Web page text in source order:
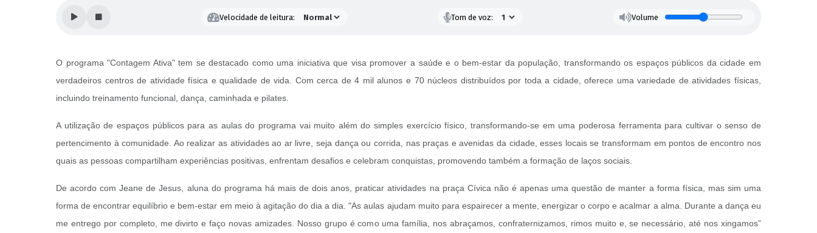
Velocidade de leitura: Tom de voz: Volume
O programa "Contagem Ativa" tem se destacado como uma iniciativa que visa promover a saúde e o bem-estar da população, transformando os espaços públicos da cidade em
verdadeiros centros de atividade física e qualidade de vida. Com cerca de 4 mil alunos e 70 núcleos distribuídos por toda a cidade, oferece uma variedade de atividades físicas,
incluindo treinamento funcional, dança, caminhada e pilates.
A utilização de espaços públicos para as aulas do programa vai muito além do simples exercício físico, transformando-se em uma poderosa ferramenta para cultivar o senso de
pertencimento à comunidade. Ao realizar as atividades ao ar livre, seja dança ou corrida, nas praças e avenidas da cidade, esses locais se transformam em pontos de encontro nos
quais as pessoas compartilham experiências positivas, enfrentam desafios e celebram conquistas, promovendo também a formação de laços sociais.
De acordo com Jeane de Jesus, aluna do programa há mais de dois anos, praticar atividades na praça Cívica não é apenas uma questão de manter a forma física, mas sim uma
forma de encontrar equilíbrio e bem-estar em meio à agitação do dia a dia. "As aulas ajudam muito para espairecer a mente, energizar o corpo e acalmar a alma. Durante a dança eu
me entrego por completo, me divirto e faço novas amizades. Nosso grupo é como uma família, nos abraçamos, confraternizamos, rimos muito e, se necessário, até nos xingamos”